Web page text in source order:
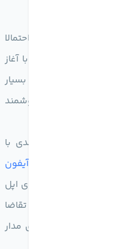
شدن به فصل تعطیلات احتمالا
نگران بودند که با آغاز
اپل همچنان بسیار
نتوانند به این گوشی هوشمند
اپل توانسته‌اند تا حدی با
نظر می‌رسد که تولید آیفون
پیدا خواهد کرد. شرکای اپل
که شکاف میان عرضه و تقاضا
شدن است، چون تولید بردهای مدار